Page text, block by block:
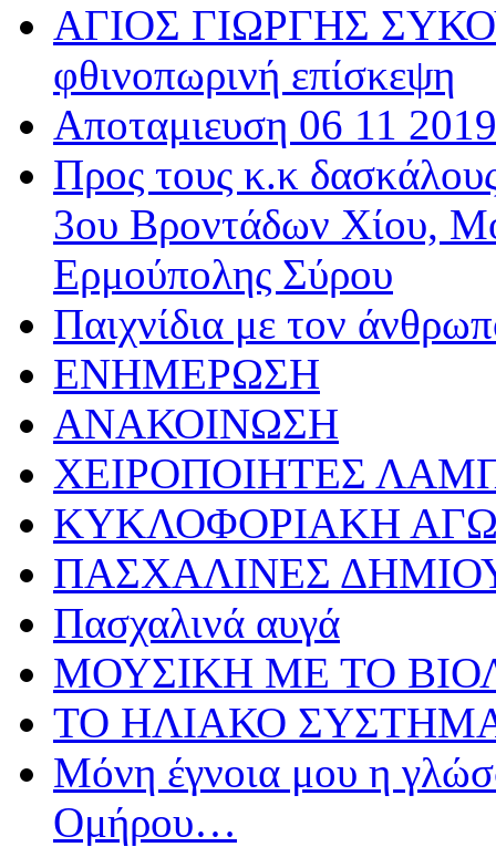
ΑΓΙΟΣ ΓΙΩΡΓΗΣ
φθινοπωρινή επίσκεψη
Αποταμιευση 06 11 2019
Προς τους κ.κ
3ου Βροντάδων Χίου,
Ερμούπολης Σύρου
Παιχνίδια με τον
ΕΝΗΜΕΡΩΣΗ
ΑΝΑΚΟΙΝΩΣΗ
ΧΕΙΡΟΠΟΙΗΤΕΣ
ΚΥΚΛΟΦΟΡΙΑΚΗ
ΠΑΣΧΑΛΙΝΕΣ
Πασχαλινά αυγά
ΜΟΥΣΙΚΗ ΜΕ ΤΟ
ΤΟ ΗΛΙΑΚΟ
Μόνη έγνοια μου η
Ομήρου…